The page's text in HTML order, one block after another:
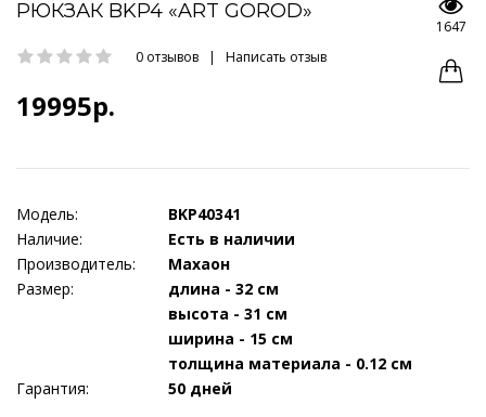
РЮКЗАК BKP4 «ART GOROD»
0 отзывов | Написать отзыв
19995р.
1647
Модель:
BKP40341
Наличие:
Есть в наличии
Производитель:
Махаон
Размер:
длина - 32 см
высота - 31 см
ширина - 15 см
толщина материала - 0.12 см
Гарантия:
50 дней